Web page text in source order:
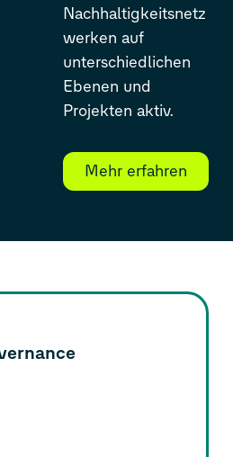
Nachhaltigkeitsnetz
werken auf
unterschiedlichen
Ebenen und
Projekten aktiv.
Mehr erfahren